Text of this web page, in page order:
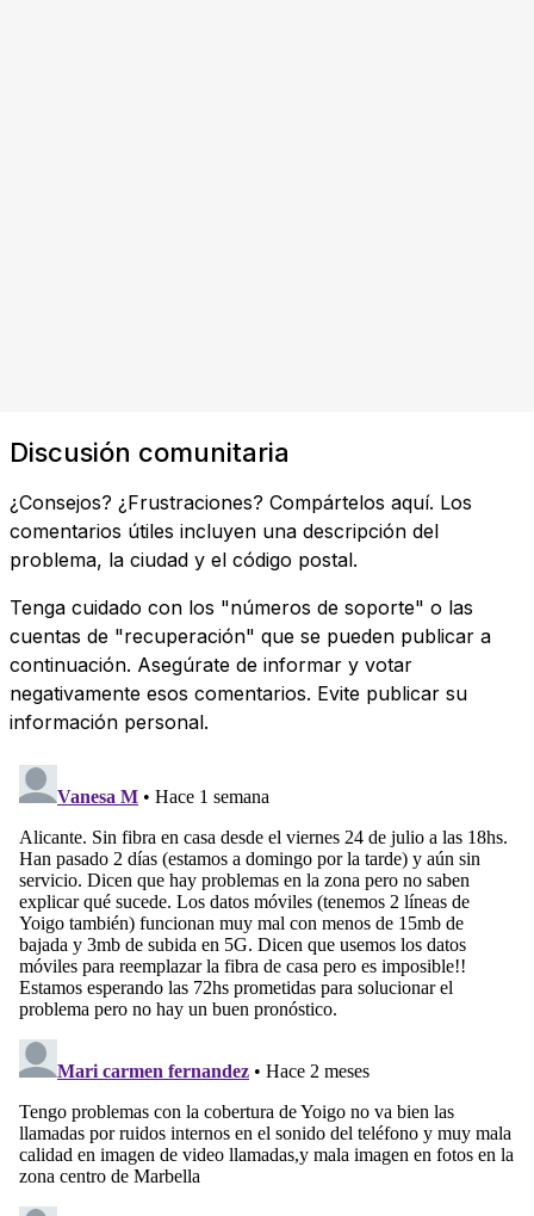
Discusión comunitaria
¿Consejos? ¿Frustraciones? Compártelos aquí. Los
comentarios útiles incluyen una descripción del
problema, la ciudad y el código postal.
Tenga cuidado con los "números de soporte" o las
cuentas de "recuperación" que se pueden publicar a
continuación. Asegúrate de informar y votar
negativamente esos comentarios. Evite publicar su
información personal.